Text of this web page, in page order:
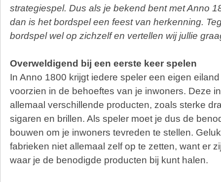
strategiespel. Dus als je bekend bent met Anno
dan is het bordspel een feest van herkenning.
bordspel wel op zichzelf en vertellen wij jullie
Overweldigend bij een eerste keer spelen
In Anno 1800 krijgt iedere speler een eigen
voorzien in de behoeftes van je inwoners. Deze
allemaal verschillende producten, zoals sterke
sigaren en brillen. Als speler moet je dus de
bouwen om je inwoners tevreden te stellen.
fabrieken niet allemaal zelf op te zetten, want er
waar je de benodigde producten bij kunt halen.